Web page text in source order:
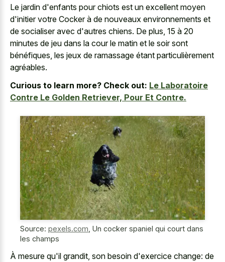
Le jardin d'enfants pour chiots est un excellent moyen
d'initier votre Cocker à de nouveaux environnements et
de socialiser avec d'autres chiens. De plus, 15 à 20
minutes de jeu dans la cour le matin et le soir sont
bénéfiques, les jeux de ramassage étant particulièrement
agréables.
Curious to learn more? Check out: Le Laboratoire
Contre Le Golden Retriever, Pour Et Contre.
Source: pexels.com Un cocker spaniel qui court dans
les champs
À mesure qu'il grandit, son besoin d'exercice change: de